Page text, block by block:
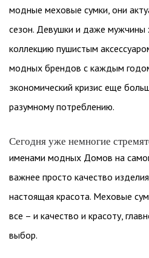
модные меховые сумки, они
сезон. Девушки и даже мужчины
коллекцию пушистым
модных брендов с каждым
экономический кризис еще
разумному потреблению.
Сегодня уже немногие
именами модных Домов на
важнее просто качество
настоящая красота. Меховые
все – и качество и красоту,
выбор.